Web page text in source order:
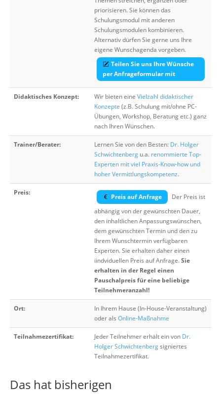
priorisieren. Sie können das
Schulungsmodul mit anderen
Schulungsmodulen kombinieren.
Alternativ dürfen Sie gerne uns Ihre
eigene Wunschagenda vorgeben.
Teilen Sie uns Ihre Wünsche
per Anfrageformular mit
Didaktisches Konzept: Wir bieten eine Vielzahl didaktischer
Konzepte (z.B. Schulung mit/ohne PC-
Übungen, Workshop, Beratung etc.) ganz
nach Ihren Wünschen.
Trainer/Berater: Lernen Sie von den Besten: Dr. Holger
Schwichtenberg u.a. renommierte Top-
Experten mit viel Praxis-Know-how und
hoher Vermittlungskompetenz.
Preis:
Preis auf Anfrage
Der Preis ist
abhängig von der gewünschten Dauer,
den inhaltlichen Anpassungswünschen,
dem gewünschten Termin und den zu
Ihrem Wunschtermin verfügbaren
Experten. Sie erhalten daher einen
iindviduellen Preis auf Anfrage.Sie
erhalten in der Regel einen
Pauschalpreis für eine beliebige
Teilnehmeranzahl!
Ort:
In Ihrem Hause (In-House-Veranstaltung)
oder als Online-Maßnahme
Teilnahmezertifikat: Jeder Teilnehmer erhält ein von Dr.
Holger Schwichtenbergsigniertes
Teilnahmezertifikat.
Das hat bisherigen